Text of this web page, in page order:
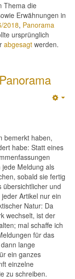
Thema die
Erwähnungen in
2018, Panorama
ursprünglich
abgesagt werden.
bemerkt haben,
habe: Statt eines
Meldung als
sobald sie fertig
übersichtlicher und
Artikel nur ein
Natur: Da
wechselt, ist der
mal schaffe ich
für das
lange
ein ganzes
einzelne
zu schreiben.